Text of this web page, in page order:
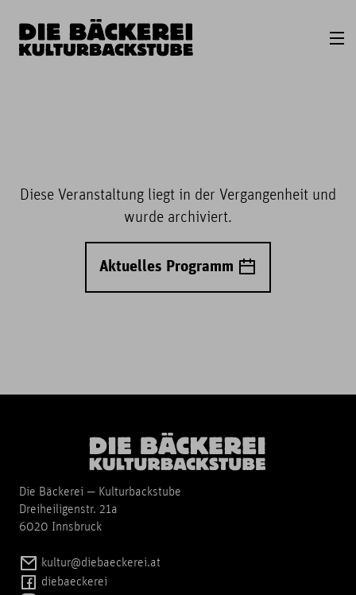
Diese Veranstaltung liegt in der Vergangenheit und
wurde archiviert.
Aktuelles Programm
Die Bäckerei — Kulturbackstube
Dreiheiligenstr. 21a
6020 Innsbruck
kultur@diebaeckerei.at
diebaeckerei